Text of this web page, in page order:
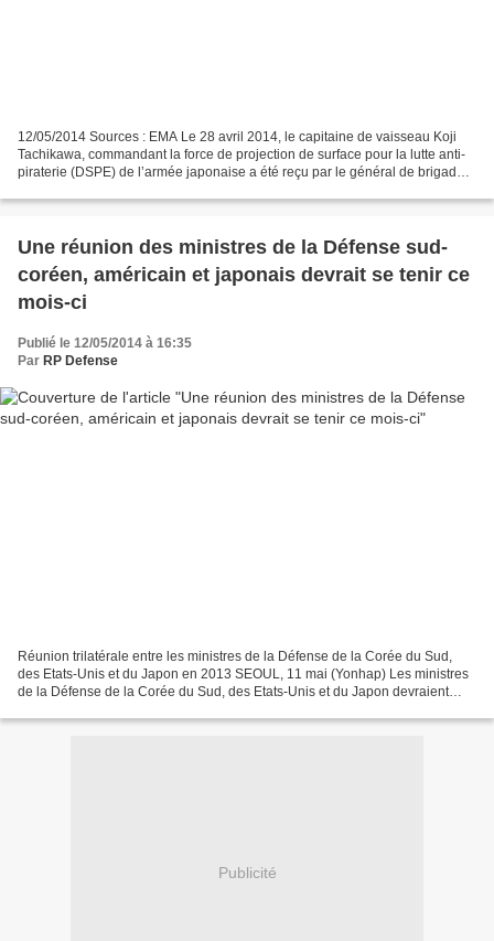
12/05/2014 Sources : EMA Le 28 avril 2014, le capitaine de vaisseau Koji
Tachikawa, commandant la force de projection de surface pour la lutte anti-
piraterie (DSPE) de l’armée japonaise a été reçu par le général de brigade
Une réunion des ministres de la Défense sud-
coréen, américain et japonais devrait se tenir ce
mois-ci
Publié le 12/05/2014 à 16:35
Par RP Defense
Réunion trilatérale entre les ministres de la Défense de la Corée du Sud,
des Etats-Unis et du Japon en 2013 SEOUL, 11 mai (Yonhap) Les ministres
de la Défense de la Corée du Sud, des Etats-Unis et du Japon devraient
Publicité